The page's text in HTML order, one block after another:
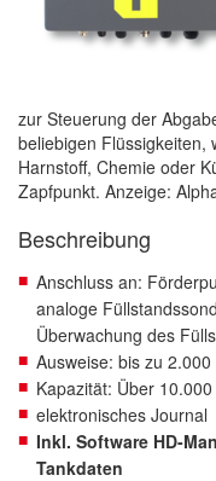
zur Steuerung der
beliebigen Flüssigkeiten,
Harnstoff, Chemie oder
Zapfpunkt. Anzeige:
Beschreibung
Anschluss an:
analoge
Überwachung des
Ausweise: bis zu
Kapazität: Über
elektronisches Journal
Inkl. Software HD-
Tankdaten